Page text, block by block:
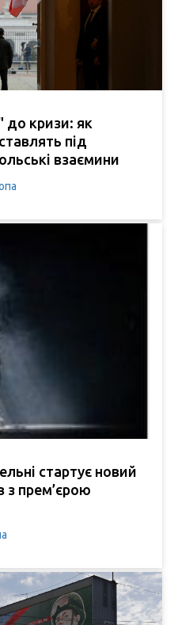
до кризи: як
під
взаємини
стартує новий
з прем’єрою